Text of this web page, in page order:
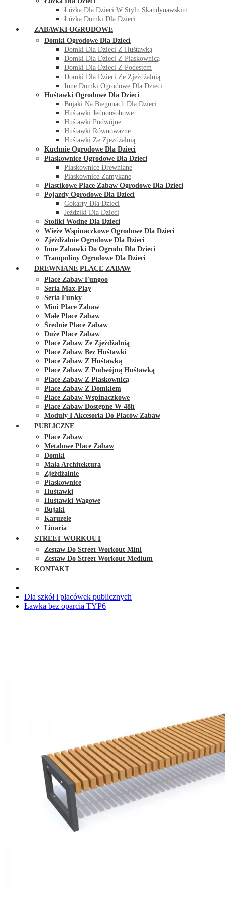
Łóżka Dla Dzieci W Stylu Skandynawskim
Łóżka Domki Dla Dzieci
ZABAWKI OGRODOWE
Domki Ogrodowe Dla Dzieci
Domki Dla Dzieci Z Huśtawką
Domki Dla Dzieci Z Piaskownicą
Domki Dla Dzieci Z Podestem
Domki Dla Dzieci Ze Zjeżdżalnią
Inne Domki Ogrodowe Dla Dzieci
Huśtawki Ogrodowe Dla Dzieci
Bujaki Na Biegunach Dla Dzieci
Huśtawki Jednoosobowe
Huśtawki Podwójne
Huśtawki Równoważne
Huśtawki Ze Zjeżdżalnią
Kuchnie Ogrodowe Dla Dzieci
Piaskownice Ogrodowe Dla Dzieci
Piaskownice Drewniane
Piaskownice Zamykane
Plastikowe Place Zabaw Ogrodowe Dla Dzieci
Pojazdy Ogrodowe Dla Dzieci
Gokarty Dla Dzieci
Jeździki Dla Dzieci
Stoliki Wodne Dla Dzieci
Wieże Wspinaczkowe Ogrodowe Dla Dzieci
Zjeżdżalnie Ogrodowe Dla Dzieci
Inne Zabawki Do Ogrodu Dla Dzieci
Trampoliny Ogrodowe Dla Dzieci
DREWNIANE PLACE ZABAW
Place Zabaw Fungoo
Seria Max-Play
Seria Funky
Mini Place Zabaw
Małe Place Zabaw
Średnie Place Zabaw
Duże Place Zabaw
Place Zabaw Ze Zjeżdżalnią
Place Zabaw Bez Huśtawki
Place Zabaw Z Huśtawką
Place Zabaw Z Podwójną Huśtawką
Place Zabaw Z Piaskownicą
Place Zabaw Z Domkiem
Place Zabaw Wspinaczkowe
Place Zabaw Dostępne W 48h
Moduły I Akcesoria Do Placów Zabaw
PUBLICZNE
Place Zabaw
Metalowe Place Zabaw
Domki
Mała Architektura
Zjeżdżalnie
Piaskownice
Huśtawki
Huśtawki Wagowe
Bujaki
Karuzele
Linaria
STREET WORKOUT
Zestaw Do Street Workout Mini
Zestaw Do Street Workout Medium
KONTAKT
Dla szkół i placówek publicznych
Ławka bez oparcia TYP6